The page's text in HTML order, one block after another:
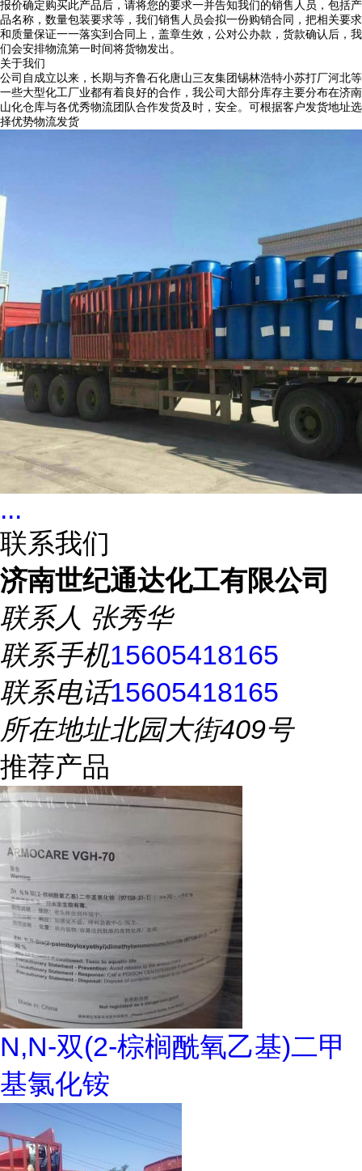
报价确定购买此产品后，请将您的要求一并告知我们的销售人员，包括产
品名称，数量包装要求等，我们销售人员会拟一份购销合同，把相关要求
和质量保证一一落实到合同上，盖章生效，公对公办款，货款确认后，我
们会安排物流第一时间将货物发出。
关于我们
公司自成立以来，长期与齐鲁石化唐山三友集团锡林浩特小苏打厂河北等
一些大型化工厂业都有着良好的合作，我公司大部分库存主要分布在济南
山化仓库与各优秀物流团队合作发货及时，安全。可根据客户发货地址选
择优势物流发货
...
联系我们
济南世纪通达化工有限公司
联系人 张秀华
联系手机15605418165
联系电话15605418165
所在地址北园大街409号
推荐产品
N,N-双(2-棕榈酰氧乙基)二甲
基氯化铵